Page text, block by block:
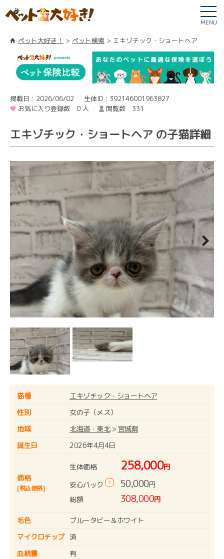
MENU
ペット大好き！ ペット検索 エキゾチック・ショートヘア
掲載日：2026/06/02
生体ID：392146001963827
お気に入り登録数 0 人
閲覧数 331
エキゾチック・ショートヘア の子猫詳細
Next
猫種
エキゾチック・ショートヘア
性別
女の子（メス）
地域
北海道・東北> 宮城県
誕生日
2026年4月4日
価格
[税込価格]
生体価格 258,000円
安心パック
? 50,000円
総額
308,000円
毛色
ブルータビー＆ホワイト
マイクロチップ 済
血統書
有